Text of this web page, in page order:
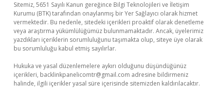
Sitemiz, 5651 Sayılı Kanun gereğince Bilgi Teknolojileri ve İletişim
Kurumu (BTK) tarafından onaylanmış bir Yer Sağlayıcı olarak hizmet
vermektedir. Bu nedenle, sitedeki içerikleri proaktif olarak denetleme
veya araştırma yükümlülüğümüz bulunmamaktadır. Ancak, üyelerimiz
yazdıkları içeriklerin sorumluluğunu taşımakta olup, siteye üye olarak
bu sorumluluğu kabul etmiş sayılırlar.
Hukuka ve yasal düzenlemelere aykırı olduğunu düşündüğünüz
içerikleri, backlinkpanelicomtr@gmail.com adresine bildirmeniz
halinde, ilgili içerikler yasal süre içerisinde sitemizden kaldırılacaktır.